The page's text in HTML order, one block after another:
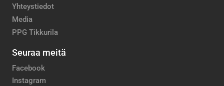
Yhteystiedot
Media
PPG Tikkurila
Seuraa meitä
Facebook
Instagram